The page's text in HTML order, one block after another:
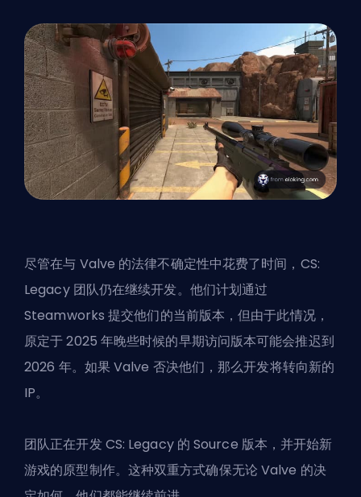
尽管在与 Valve 的法律不确定性中花费了时间，CS:
Legacy 团队仍在继续开发。他们计划通过
Steamworks 提交他们的当前版本，但由于此情况，
原定于 2025 年晚些时候的早期访问版本可能会推迟到
2026 年。如果 Valve 否决他们，那么开发将转向新的
IP。
团队正在开发 CS: Legacy 的 Source 版本，并开始新
游戏的原型制作。这种双重方式确保无论 Valve 的决